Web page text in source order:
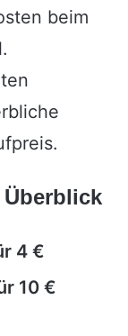
beim
Überblick
4 €
10 €